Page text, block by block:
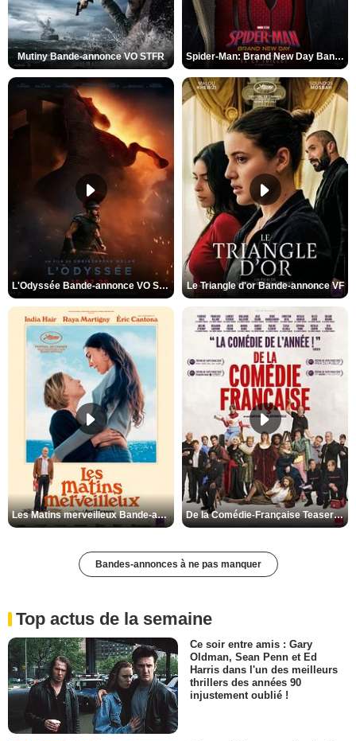
Mutiny Bande-annonce VO STFR Spider-Man: Brand New Day Bande-annonce VO STFR
L'Odyssée Bande-annonce VO STFR Le Triangle d'or Bande-annonce VF
Les Matins merveilleux Bande-annonce VF De la Comédie-Française Teaser VF
Bandes-annonces à ne pas manquer
Top actus de la semaine
Ce soir entre amis : Gary
Oldman, Sean Penn et Ed
Harris dans l'un des meilleurs
thrillers des années 90
injustement oublié !